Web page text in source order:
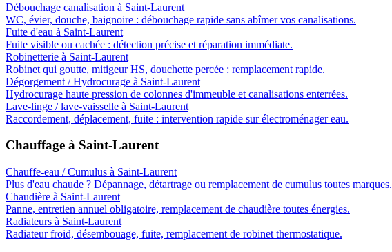
Débouchage canalisation à Saint-Laurent
WC, évier, douche, baignoire : débouchage rapide sans abîmer vos canalisations.
Fuite d'eau à Saint-Laurent
Fuite visible ou cachée : détection précise et réparation immédiate.
Robinetterie à Saint-Laurent
Robinet qui goutte, mitigeur HS, douchette percée : remplacement rapide.
Dégorgement / Hydrocurage à Saint-Laurent
Hydrocurage haute pression de colonnes d'immeuble et canalisations enterrées.
Lave-linge / lave-vaisselle à Saint-Laurent
Raccordement, déplacement, fuite : intervention rapide sur électroménager eau.
Chauffage à Saint-Laurent
Chauffe-eau / Cumulus à Saint-Laurent
Plus d'eau chaude ? Dépannage, détartrage ou remplacement de cumulus toutes marques.
Chaudière à Saint-Laurent
Panne, entretien annuel obligatoire, remplacement de chaudière toutes énergies.
Radiateurs à Saint-Laurent
Radiateur froid, désembouage, fuite, remplacement de robinet thermostatique.